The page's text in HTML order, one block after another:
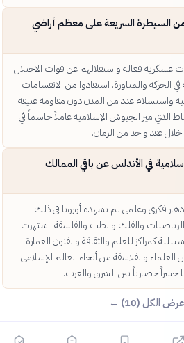
السريعة على معظم أراضي
فعالة واستقلالهم عن قوات الاحتلال
الحركة والمناورة. استفادوا من الانقسامات
واستسلام عدد من المدن دون مقاومة عنيفة.
الذي ميز الجيوش الإسلامية عاملاً حاسماً في
عقد واحد من الزمان.
في الأندلس عن باقي الممالك
فكري وعلمي لم تشهده أوروبا في ذلك
والفلك والطب والفلسفة. اشتهرت
كمراكز للعلم والثقافة والفنون العمارة
والفلاسفة من أنحاء العالم الإسلامي
حضارياً بين الشرق والغرب.
الكل (10) ←